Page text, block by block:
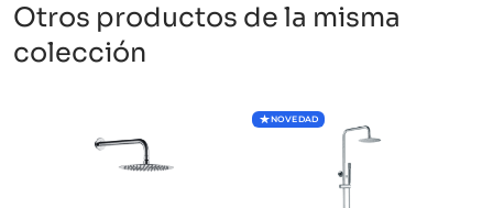
Otros productos de la misma
colección
NOVEDAD